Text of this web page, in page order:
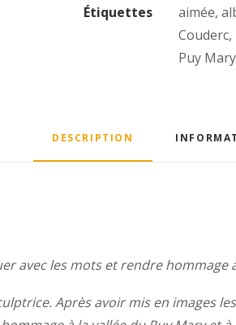
la
Étiquettes
aimée,
Couderc,
Puy Mary
DESCRIPTION
avec les mots et rendre hommage
Après avoir mis en images